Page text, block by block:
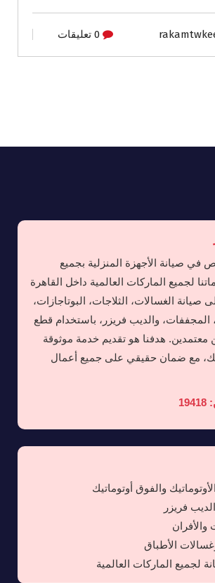
0 تعليقات
صيانة الأجهزة المنزلية بجميع
لجميع الماركات العالمية داخل القاهرة
صيانة الغسالات، الثلاجات، البوتاجازات،
المجففات، والديب فريزر، باستخدام قطع
معتمدين. هدفنا هو تقديم خدمة موثوقة
مع ضمان حقيقي على جميع أعمال
والفوق أوتوماتيك
فريزر
والأفران
الأطباق
الماركات العالمية